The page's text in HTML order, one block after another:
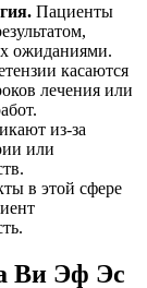
Пациенты
ожиданиями.
касаются
лечения или
из-за
или
в этой сфере
Ви Эф Эс